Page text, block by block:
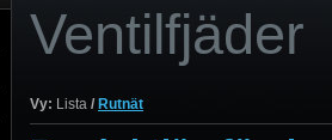
Ventilfjäder
Vy: Lista / Rutnät